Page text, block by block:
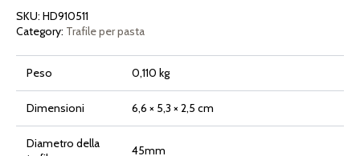
SKU: HD910511
Category: Trafile per pasta
Peso 0,110 kg
Dimensioni 6,6 × 5,3 × 2,5 cm
Diametro della
45mm